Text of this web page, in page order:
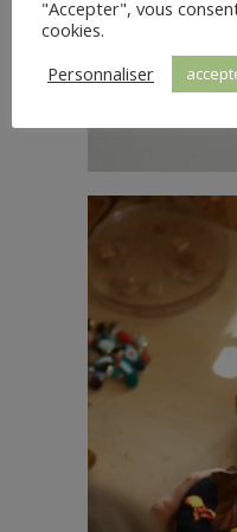
"Accepter", vous
cookies.
Personnaliser